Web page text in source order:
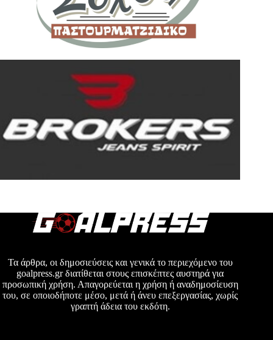
Τα άρθρα, οι δημοσιεύσεις και γενικά το περιεχόμενο του
goalpress.gr διατίθεται στους επισκέπτες αυστηρά για
προσωπική χρήση. Απαγορεύεται η χρήση ή αναδημοσίευση
του, σε οποιοδήποτε μέσο, μετά ή άνευ επεξεργασίας, χωρίς
γραπτή άδεια του εκδότη.